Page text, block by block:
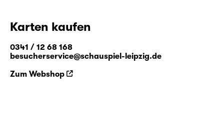
Karten kaufen
0341 / 12 68 168
besucherservice@schauspiel-leipzig.de
Zum Webshop